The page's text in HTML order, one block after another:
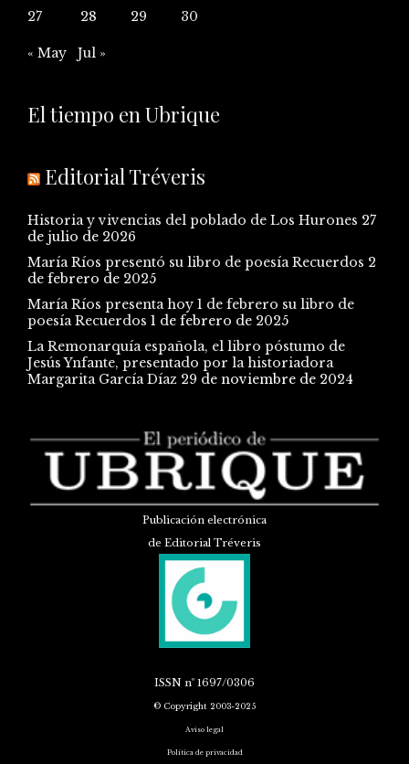
27
28 29 30
« May Jul »
El tiempo en Ubrique
Editorial Tréveris
Historia y vivencias del poblado de Los Hurones 27
de julio de 2026
María Ríos presentó su libro de poesía Recuerdos 2
de febrero de 2025
María Ríos presenta hoy 1 de febrero su libro de
poesía Recuerdos 1 de febrero de 2025
La Remonarquía española, el libro póstumo de
Jesús Ynfante, presentado por la historiadora
Margarita García Díaz 29 de noviembre de 2024
Publicación electrónica
de Editorial Tréveris
ISSN nº 1697/0306
© Copyright 2003-2025
Aviso legal
Política de privacidad